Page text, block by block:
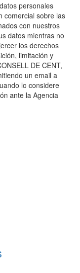
personales
comercial sobre las
con nuestros
datos mientras no
los derechos
limitación y
DE CENT,
un email a
lo considere
ante la Agencia